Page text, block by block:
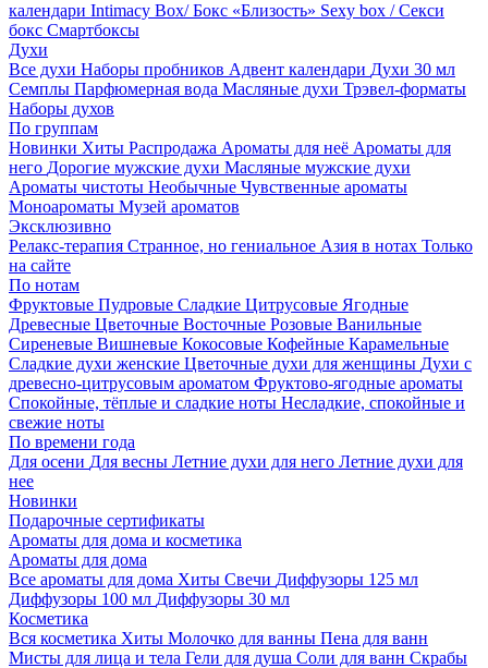
календари Intimacy Box/ Бокс «Близость» Sexy box / Секси
бокс Смартбоксы
Духи
Все духи Наборы пробников Адвент календари Духи 30 мл
Семплы Парфюмерная вода Масляные духи Трэвел-форматы
Наборы духов
По группам
Новинки Хиты Распродажа Ароматы для неё Ароматы для
него Дорогие мужские духи Масляные мужские духи
Ароматы чистоты Необычные Чувственные ароматы
Моноароматы Музей ароматов
Эксклюзивно
Релакс-терапия Странное, но гениальное Азия в нотах Только
на сайте
По нотам
Фруктовые Пудровые Сладкие Цитрусовые Ягодные
Древесные Цветочные Восточные Розовые Ванильные
Сиреневые Вишневые Кокосовые Кофейные Карамельные
Сладкие духи женские Цветочные духи для женщины Духи с
древесно-цитрусовым ароматом Фруктово-ягодные ароматы
Спокойные, тёплые и сладкие ноты Несладкие, спокойные и
свежие ноты
По времени года
Для осени Для весны Летние духи для него Летние духи для
нее
Новинки
Подарочные сертификаты
Ароматы для дома и косметика
Ароматы для дома
Все ароматы для дома Хиты Свечи Диффузоры 125 мл
Диффузоры 100 мл Диффузоры 30 мл
Косметика
Вся косметика Хиты Молочко для ванны Пена для ванн
Мисты для лица и тела Гели для душа Соли для ванн Скрабы